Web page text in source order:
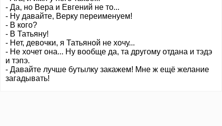
- Да, но Вера и Евгений не то...
- Ну давайте, Верку переименуем!
- В кого?
- В Татьяну!
- Нет, девочки, я Татьяной не хочу...
- Не хочет она... Ну вообще да, та другому отдана и тэдэ
и тэпэ.
- Давайте лучше бутылку закажем! Мне ж ещё желание
загадывать!